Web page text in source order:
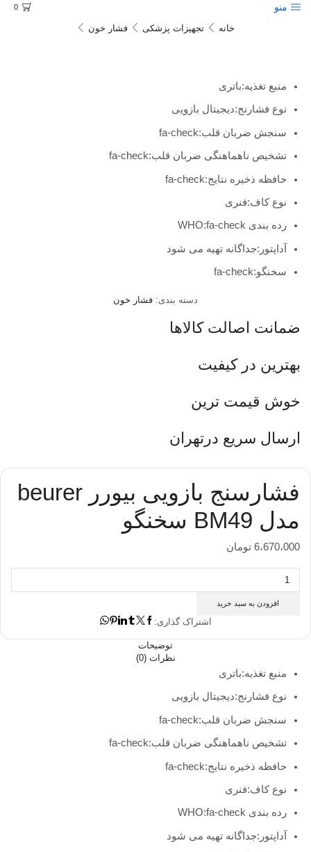
منو 0
خانه تجهیزات پزشکی فشار خون
منبع تغذیه:باتری
نوع فشارنج:دیجیتال بازویی
سنجش ضربان قلب:fa-check
تشخیص ناهماهنگی ضربان قلب:fa-check
حافظه ذخیره نتایج:fa-check
نوع کاف:فنری
رده بندی WHO: fa-check
آداپتور:جداگانه تهیه می شود
سخنگو:fa-check
دسته بندی: فشار خون
ضمانت اصالت کالاها
بهترین در کیفیت
خوش قیمت ترین
ارسال سریع درتهران
فشارسنج بازویی بیورر beurer
مدل BM49 سخنگو
6،670،000 تومان
فشارسنج
بازویی
BM49
افزودن به سبد خرید
اشتراک گذاری:
توضیحات
نظرات (0)
منبع تغذیه:باتری
نوع فشارنج:دیجیتال بازویی
سنجش ضربان قلب:fa-check
تشخیص ناهماهنگی ضربان قلب:fa-check
حافظه ذخیره نتایج:fa-check
نوع کاف:فنری
رده بندی WHO: fa-check
آداپتور:جداگانه تهیه می شود